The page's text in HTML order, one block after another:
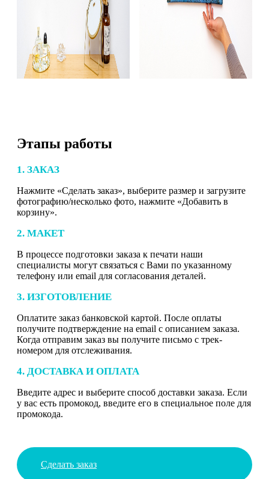
Этапы работы
1. ЗАКАЗ
Нажмите «Сделать заказ», выберите размер и загрузите
фотографию/несколько фото, нажмите «Добавить в
корзину».
2. МАКЕТ
В процессе подготовки заказа к печати наши
специалисты могут связаться с Вами по указанному
телефону или email для согласования деталей.
3. ИЗГОТОВЛЕНИЕ
Оплатите заказ банковской картой. После оплаты
получите подтверждение на email с описанием заказа.
Когда отправим заказ вы получите письмо с трек-
номером для отслеживания.
4. ДОСТАВКА И ОПЛАТА
Введите адрес и выберите способ доставки заказа. Если
у вас есть промокод, введите его в специальное поле для
промокода.
Сделать заказ